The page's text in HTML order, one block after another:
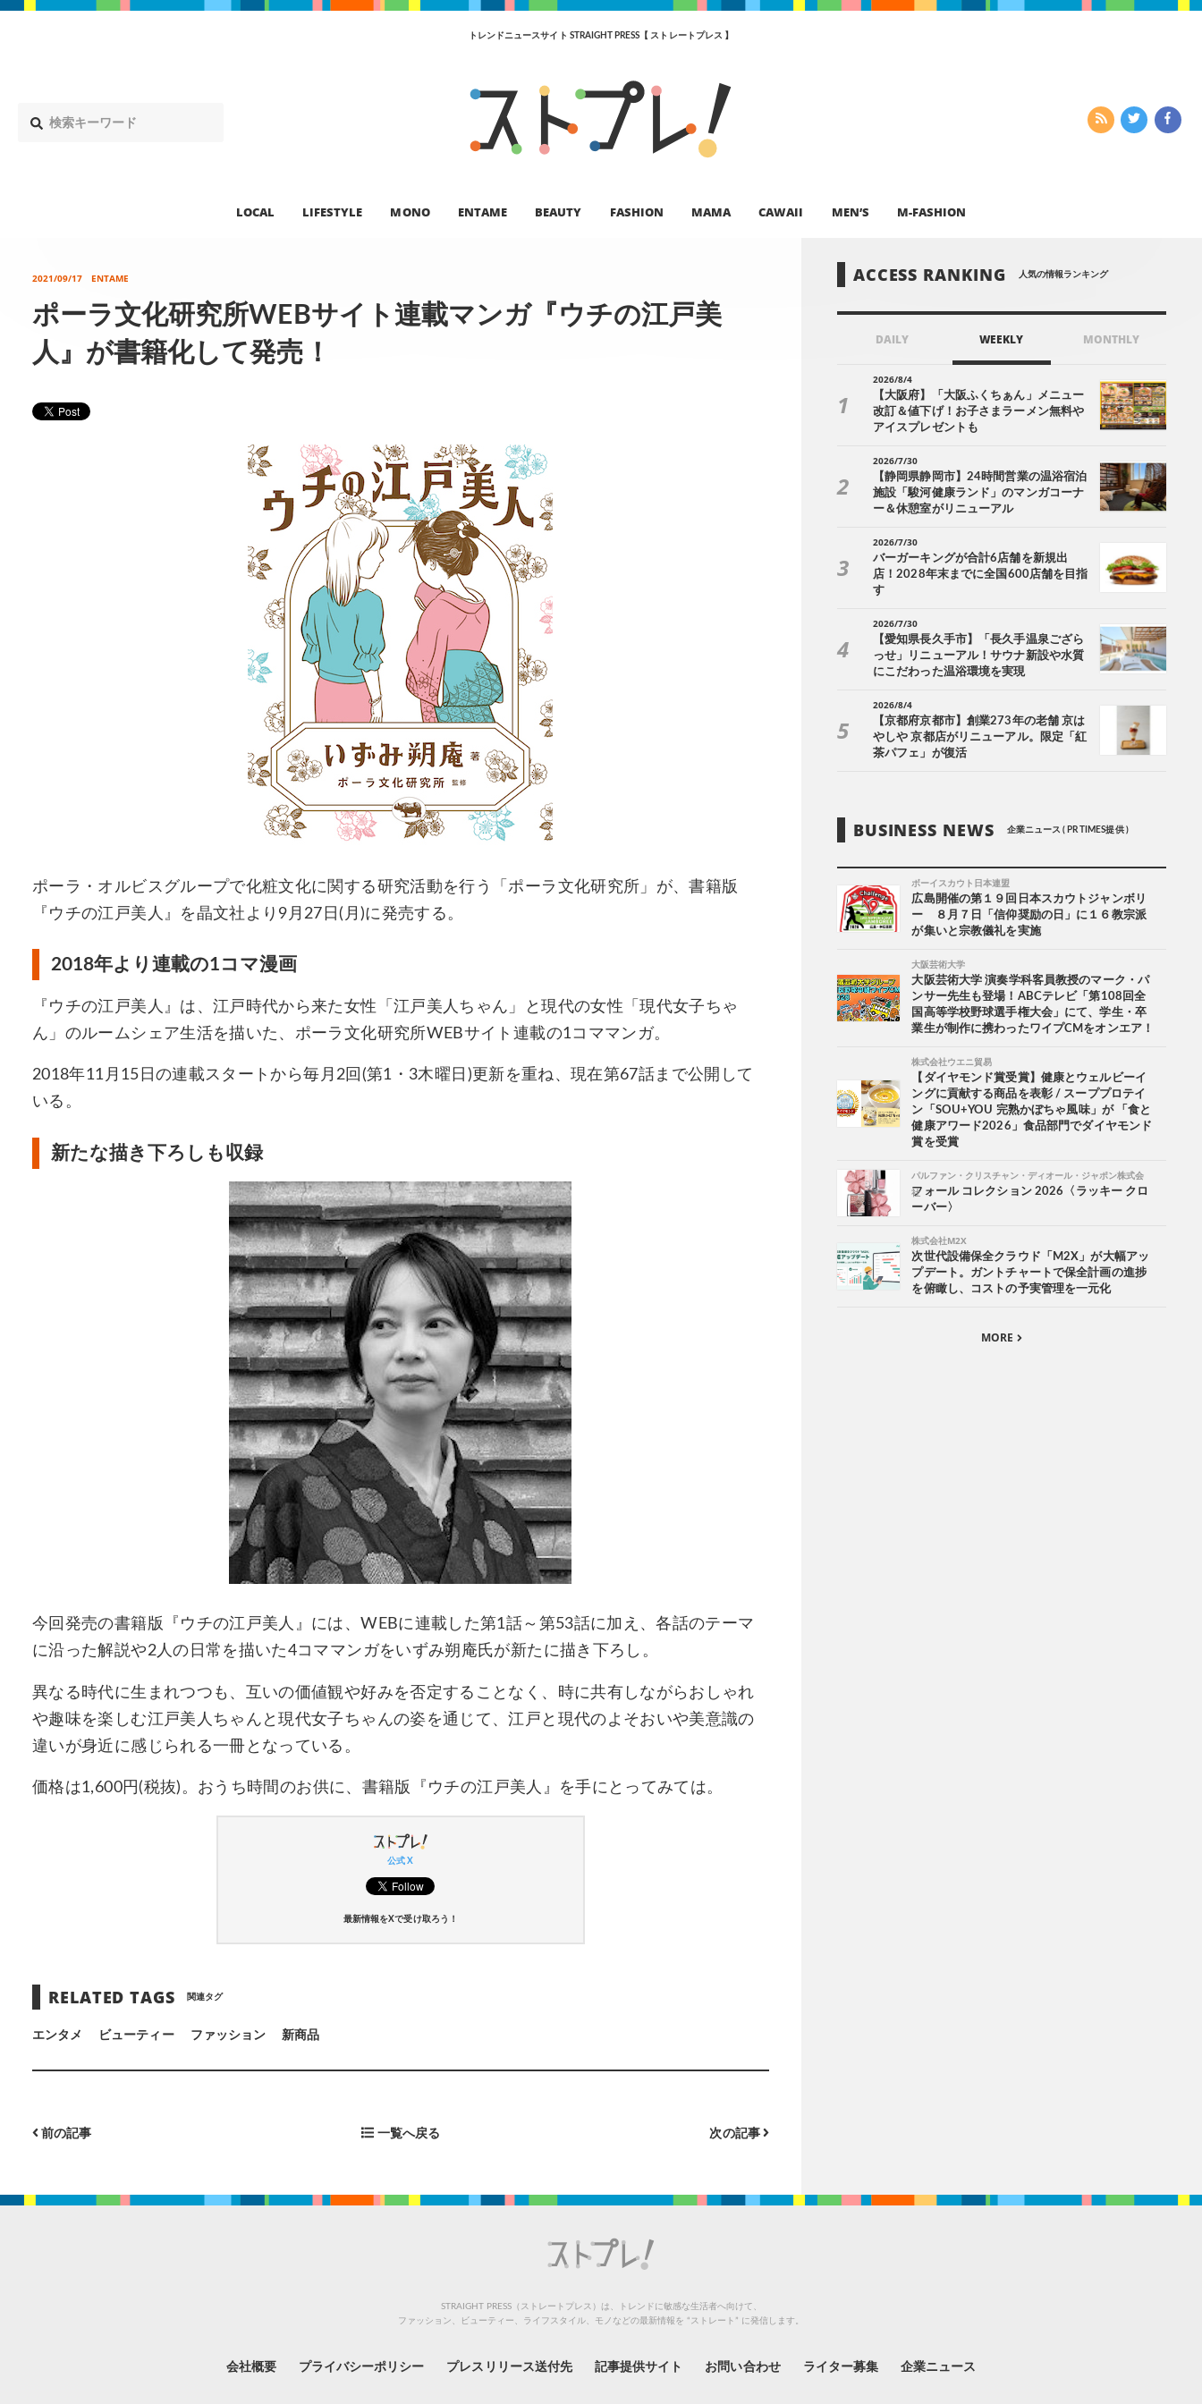
トレンドニュースサイト STRAIGHT PRESS【 ストレートプレス 】
LOCAL LIFESTYLE MONO ENTAME BEAUTY FASHION MAMA CAWAII MEN’S M-FASHION
2021/09/17 ENTAME
ポーラ文化研究所WEBサイト連載マンガ『ウチの江戸美
人』が書籍化して発売！
ポーラ・オルビスグループで化粧文化に関する研究活動を行う「ポーラ文化研究所」が、書籍版
『ウチの江戸美人』を晶文社より9月27日(月)に発売する。
2018年より連載の1コマ漫画
『ウチの江戸美人』は、江戸時代から来た女性「江戸美人ちゃん」と現代の女性「現代女子ちゃ
ん」のルームシェア生活を描いた、ポーラ文化研究所WEBサイト連載の1コママンガ。
2018年11月15日の連載スタートから毎月2回(第1・3木曜日)更新を重ね、現在第67話まで公開して
いる。
新たな描き下ろしも収録
今回発売の書籍版『ウチの江戸美人』には、WEBに連載した第1話～第53話に加え、各話のテーマ
に沿った解説や2人の日常を描いた4コママンガをいずみ朔庵氏が新たに描き下ろし。
異なる時代に生まれつつも、互いの価値観や好みを否定することなく、時に共有しながらおしゃれ
や趣味を楽しむ江戸美人ちゃんと現代女子ちゃんの姿を通じて、江戸と現代のよそおいや美意識の
違いが身近に感じられる一冊となっている。
価格は1,600円(税抜)。おうち時間のお供に、書籍版『ウチの江戸美人』を手にとってみては。
公式 X
最新情報をXで受け取ろう！
RELATED TAGS 関連タグ
エンタメ ビューティー ファッション 新商品
前の記事 一覧へ戻る 次の記事
ACCESS RANKING 人気の情報ランキング
DAILY WEEKLY MONTHLY
2026/8/4
【大阪府】「大阪ふくちぁん」メニュー
改訂＆値下げ！お子さまラーメン無料や
アイスプレゼントも
2026/7/30
【静岡県静岡市】24時間営業の温浴宿泊
施設「駿河健康ランド」のマンガコーナ
ー＆休憩室がリニューアル
2026/7/30
バーガーキングが合計6店舗を新規出
店！2028年末までに全国600店舗を目指
す
2026/7/30
【愛知県長久手市】「長久手温泉ござら
っせ」リニューアル！サウナ新設や水質
にこだわった温浴環境を実現
2026/8/4
【京都府京都市】創業273年の老舗 京は
やしや 京都店がリニューアル。限定「紅
茶パフェ」が復活
BUSINESS NEWS 企業ニュース ( PR TIMES提供 )
ボーイスカウト日本連盟
広島開催の第１９回日本スカウトジャンボリ
ー ８月７日「信仰奨励の日」に１６教宗派
が集いと宗教儀礼を実施
大阪芸術大学
大阪芸術大学 演奏学科客員教授のマーク・パ
ンサー先生も登場！ABCテレビ「第108回全
国高等学校野球選手権大会」にて、学生・卒
業生が制作に携わったワイプCMをオンエア！
株式会社ウエニ貿易
【ダイヤモンド賞受賞】健康とウェルビーイ
ングに貢献する商品を表彰 / スーププロテイ
ン「SOU+YOU 完熟かぼちゃ風味」が 「食と
健康アワード2026」食品部門でダイヤモンド
賞を受賞
パルファン・クリスチャン・ディオール・ジャポン株式会
社
フォール コレクション 2026〈ラッキー クロ
ーバー〉
株式会社M2X
次世代設備保全クラウド「M2X」が大幅アッ
プデート。ガントチャートで保全計画の進捗
を俯瞰し、コストの予実管理を一元化
MORE
STRAIGHT PRESS（ストレートプレス）は、トレンドに敏感な生活者へ向けて、
ファッション、ビューティー、ライフスタイル、モノなどの最新情報を “ストレート” に発信します。
会社概要 プライバシーポリシー プレスリリース送付先 記事提供サイト お問い合わせ ライター募集 企業ニュース